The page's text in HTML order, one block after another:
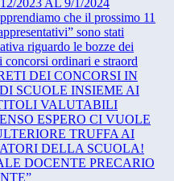
2023 AL 9/1/2024
che il prossimo 11
sono stati
riguardo le bozze dei
ordinari e straord
DEI CONCORSI IN
SCUOLE INSIEME AI
VALUTABILI
ESPERO CI VUOLE
TRUFFA AI
DELLA SCUOLA!
DOCENTE PRECARIO